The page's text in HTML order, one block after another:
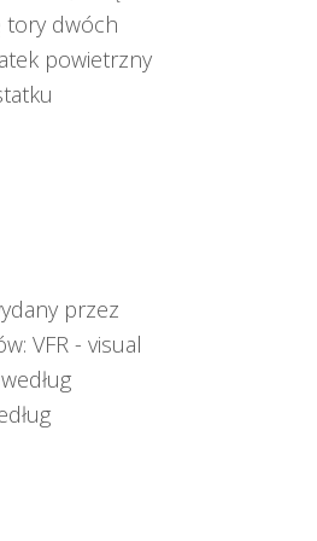
tory dwóch
powietrzny
przez
VFR - visual